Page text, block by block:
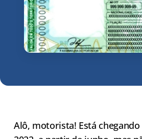
Alô, motorista! Está chegando